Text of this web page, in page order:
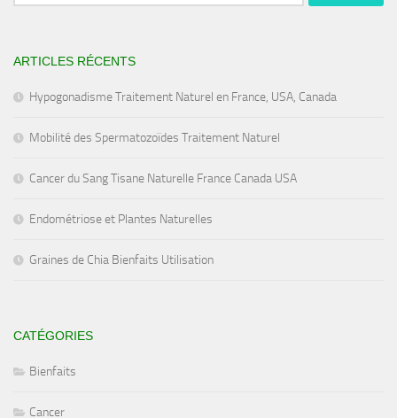
ARTICLES RÉCENTS
Hypogonadisme Traitement Naturel en France, USA, Canada
Mobilité des Spermatozoïdes Traitement Naturel
Cancer du Sang Tisane Naturelle France Canada USA
Endométriose et Plantes Naturelles
Graines de Chia Bienfaits Utilisation
CATÉGORIES
Bienfaits
Cancer